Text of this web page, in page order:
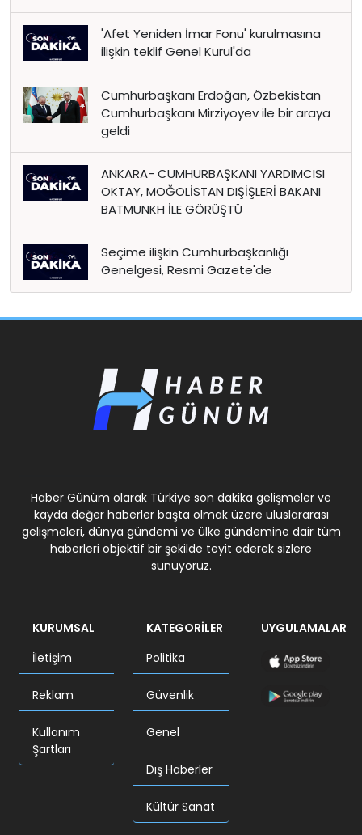
'Afet Yeniden İmar Fonu' kurulmasına
ilişkin teklif Genel Kurul'da
Cumhurbaşkanı Erdoğan, Özbekistan
Cumhurbaşkanı Mirziyoyev ile bir araya
geldi
ANKARA- CUMHURBAŞKANI YARDIMCISI
OKTAY, MOĞOLİSTAN DIŞİŞLERİ BAKANI
BATMUNKH İLE GÖRÜŞTÜ
Seçime ilişkin Cumhurbaşkanlığı
Genelgesi, Resmi Gazete'de
Haber Günüm olarak Türkiye son dakika gelişmeler ve
kayda değer haberler başta olmak üzere uluslararası
gelişmeleri, dünya gündemi ve ülke gündemine dair tüm
haberleri objektif bir şekilde teyit ederek sizlere
sunuyoruz.
KURUMSAL
İletişim
Reklam
Kullanım
Şartları
KATEGORİLER
Politika
Güvenlik
Genel
Dış Haberler
Kültür Sanat
UYGULAMALAR